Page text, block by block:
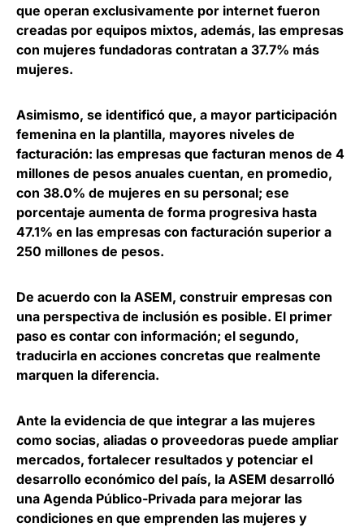
que operan exclusivamente por internet fueron
creadas por equipos mixtos, además, las empresas
con mujeres fundadoras contratan a 37.7% más
mujeres.
Asimismo, se identificó que, a mayor participación
femenina en la plantilla, mayores niveles de
facturación: las empresas que facturan menos de 4
millones de pesos anuales cuentan, en promedio,
con 38.0% de mujeres en su personal; ese
porcentaje aumenta de forma progresiva hasta
47.1% en las empresas con facturación superior a
250 millones de pesos.
De acuerdo con la ASEM, construir empresas con
una perspectiva de inclusión es posible. El primer
paso es contar con información; el segundo,
traducirla en acciones concretas que realmente
marquen la diferencia.
Ante la evidencia de que integrar a las mujeres
como socias, aliadas o proveedoras puede ampliar
mercados, fortalecer resultados y potenciar el
desarrollo económico del país, la ASEM desarrolló
una Agenda Público-Privada para mejorar las
condiciones en que emprenden las mujeres y